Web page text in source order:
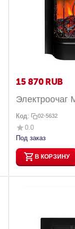
15 870 RUB
Электроочаг
Код: 02-5632
0.0
Под заказ
В КОРЗИНУ